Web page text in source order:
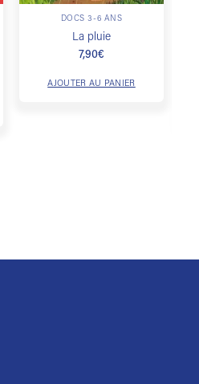
DOCS 3-6 ANS
La pluie
7,90€
AJOUTER AU PANIER